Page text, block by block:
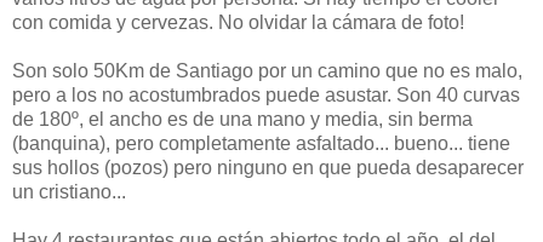
con comida y cervezas. No olvidar la cámara de foto!
Son solo 50Km de Santiago por un camino que no es malo,
pero a los no acostumbrados puede asustar. Son 40 curvas
de 180º, el ancho es de una mano y media, sin berma
(banquina), pero completamente asfaltado... bueno... tiene
sus hollos (pozos) pero ninguno en que pueda desaparecer
un cristiano...